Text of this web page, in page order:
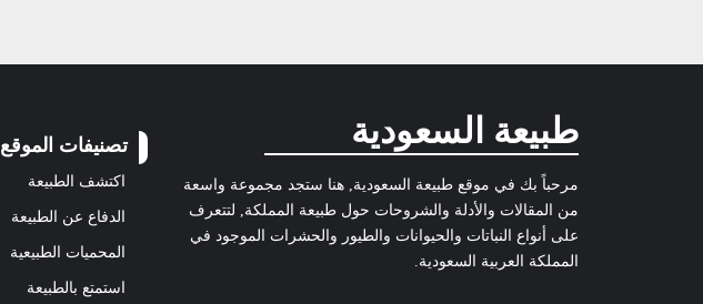
طبيعة السعودية
مرحباً بك في موقع طبيعة السعودية, هنا ستجد مجموعة واسعة
من المقالات والأدلة والشروحات حول طبيعة المملكة, لتتعرف
على أنواع النباتات والحيوانات والطيور والحشرات الموجود في
المملكة العربية السعودية.
تصنيفات الموقع
اكتشف الطبيعة
الدفاع عن الطبيعة
المحميات الطبيعية
استمتع بالطبيعة